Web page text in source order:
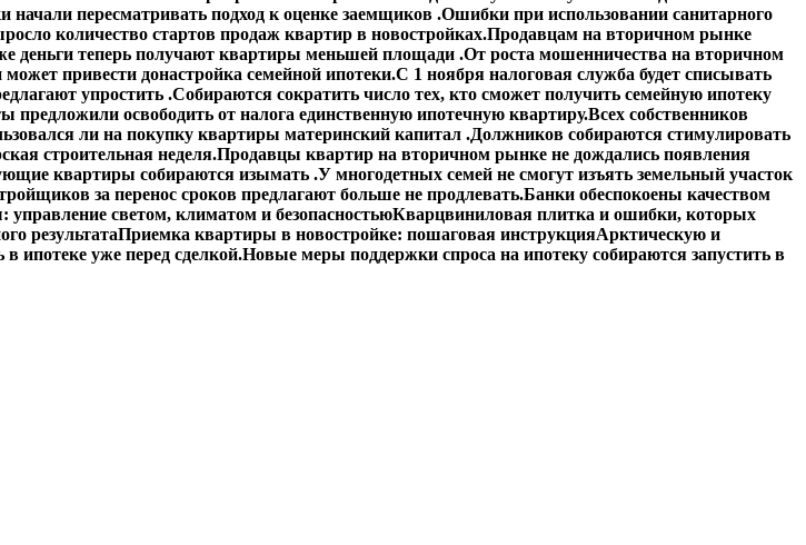
начали пересматривать подход к оценке заемщиков .Ошибки при использовании санитарного
количество стартов продаж квартир в новостройках.Продавцам на вторичном рынке
деньги теперь получают квартиры меньшей площади .От роста мошенничества на вторичном
привести донастройка семейной ипотеки.С 1 ноября налоговая служба будет списывать
упростить .Собираются сократить число тех, кто сможет получить семейную ипотеку
предложили освободить от налога единственную ипотечную квартиру.Всех собственников
ли на покупку квартиры материнский капитал .Должников собираются стимулировать
строительная неделя.Продавцы квартир на вторичном рынке не дождались появления
квартиры собираются изымать .У многодетных семей не смогут изъять земельный участок
за перенос сроков предлагают больше не продлевать.Банки обеспокоены качеством
светом, климатом и безопасностьюКварцвиниловая плитка и ошибки, которых
результатаПриемка квартиры в новостройке: пошаговая инструкцияАрктическую и
ипотеке уже перед сделкой.Новые меры поддержки спроса на ипотеку собираются запустить в